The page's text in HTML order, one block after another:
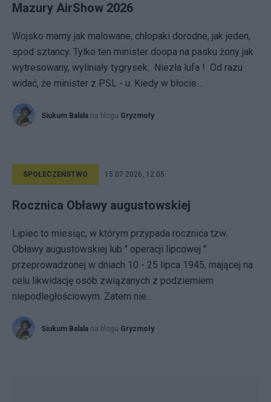
Mazury AirShow 2026
Wojsko mamy jak malowane, chłopaki dorodne, jak jeden,
spod sztancy. Tylko ten minister doopa na pasku żony jak
wytresowany, wyliniały tygrysek. Niezła lufa ! Od razu
widać, że minister z PSL - u. Kiedy w błocie...
Siukum Balala na blogu Gryzmoły
SPOŁECZEŃSTWO 15.07.2026, 12:05
Rocznica Obławy augustowskiej
Lipiec to miesiąc, w którym przypada rocznica tzw.
Obławy augustowskiej lub " operacji lipcowej "
przeprowadzonej w dniach 10 - 25 lipca 1945, mającej na
celu likwidację osób związanych z podziemiem
niepodległościowym. Zatem nie...
Siukum Balala na blogu Gryzmoły